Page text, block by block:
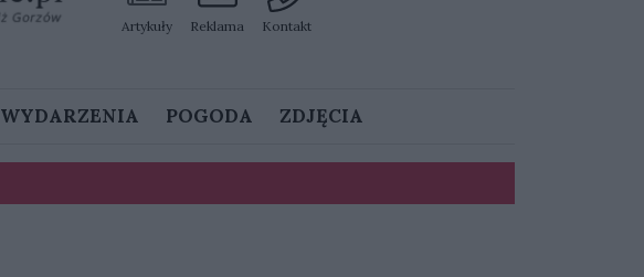
Artykuły Reklama Kontakt
WYDARZENIA POGODA ZDJĘCIA